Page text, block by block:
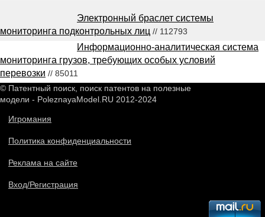
Электронный браслет системы
мониторинга подконтрольных лиц // 112793
Информационно-аналитическая система
мониторинга грузов, требующих особых условий
перевозки // 85011
© Патентный поиск, поиск патентов на полезные
модели - PoleznayaModel.RU 2012-2024
Игромания
Политика конфиденциальности
Реклама на сайте
Вход/Регистрация